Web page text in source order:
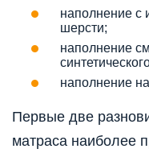
наполнение с
шерсти;
наполнение
наполнение
Первые две
матраса наиболее